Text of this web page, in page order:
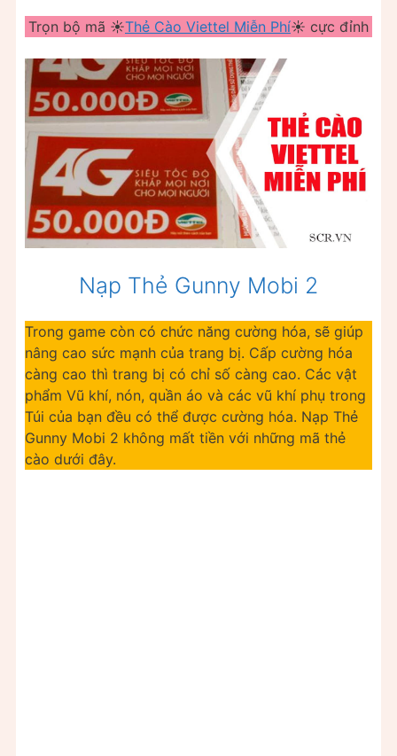
Trọn bộ mã ☀️Thẻ Cào Viettel Miễn Phí☀️ cực đỉnh
Nạp Thẻ Gunny Mobi 2
Trong game còn có chức năng cường hóa, sẽ giúp
nâng cao sức mạnh của trang bị. Cấp cường hóa
càng cao thì trang bị có chỉ số càng cao. Các vật
phẩm Vũ khí, nón, quần áo và các vũ khí phụ trong
Túi của bạn đều có thể được cường hóa. Nạp Thẻ
Gunny Mobi 2 không mất tiền với những mã thẻ
cào dưới đây.